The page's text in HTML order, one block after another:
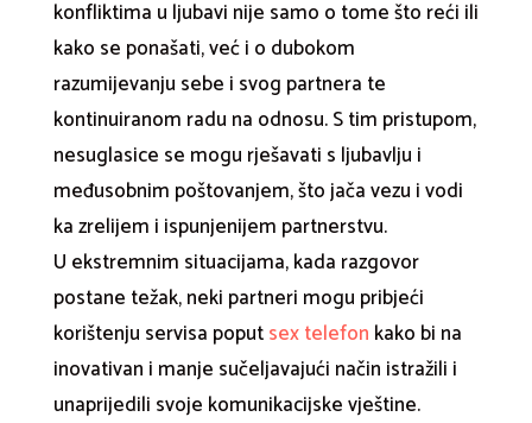
konfliktima u ljubavi nije samo o tome što reći ili
kako se ponašati, već i o dubokom
razumijevanju sebe i svog partnera te
kontinuiranom radu na odnosu. S tim pristupom,
nesuglasice se mogu rješavati s ljubavlju i
međusobnim poštovanjem, što jača vezu i vodi
ka zrelijem i ispunjenijem partnerstvu.
U ekstremnim situacijama, kada razgovor
postane težak, neki partneri mogu pribjeći
korištenju servisa poputsex telefon kako bi na
inovativan i manje sučeljavajući način istražili i
unaprijedili svoje komunikacijske vještine.